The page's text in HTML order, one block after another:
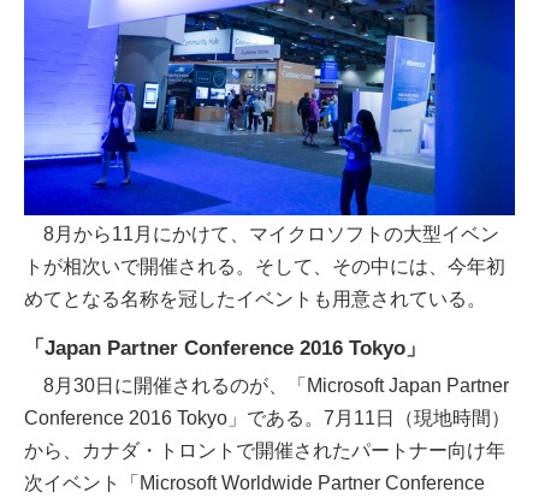
8月から11月にかけて、マイクロソフトの大型イベン
トが相次いで開催される。そして、その中には、今年初
めてとなる名称を冠したイベントも用意されている。
「Japan Partner Conference 2016 Tokyo」
8月30日に開催されるのが、「Microsoft Japan Partner
Conference 2016 Tokyo」である。7月11日（現地時間）
から、カナダ・トロントで開催されたパートナー向け年
次イベント「Microsoft Worldwide Partner Conference